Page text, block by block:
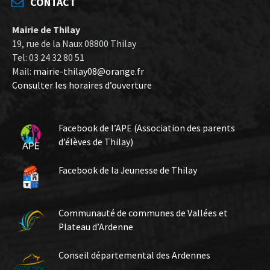
Mairie de Thilay
19, rue de la Naux 08800 Thilay
Tel: 03 24 32 80 51
Mail: mairie-thilay08@orange.fr
Consulter les horaires d’ouverture
Facebook de l’APE (Association des parents
d’élèves de Thilay)
Facebook de la Jeunesse de Thilay
Communauté de communes de Vallées et
Plateau d’Ardenne
Conseil départemental des Ardennes